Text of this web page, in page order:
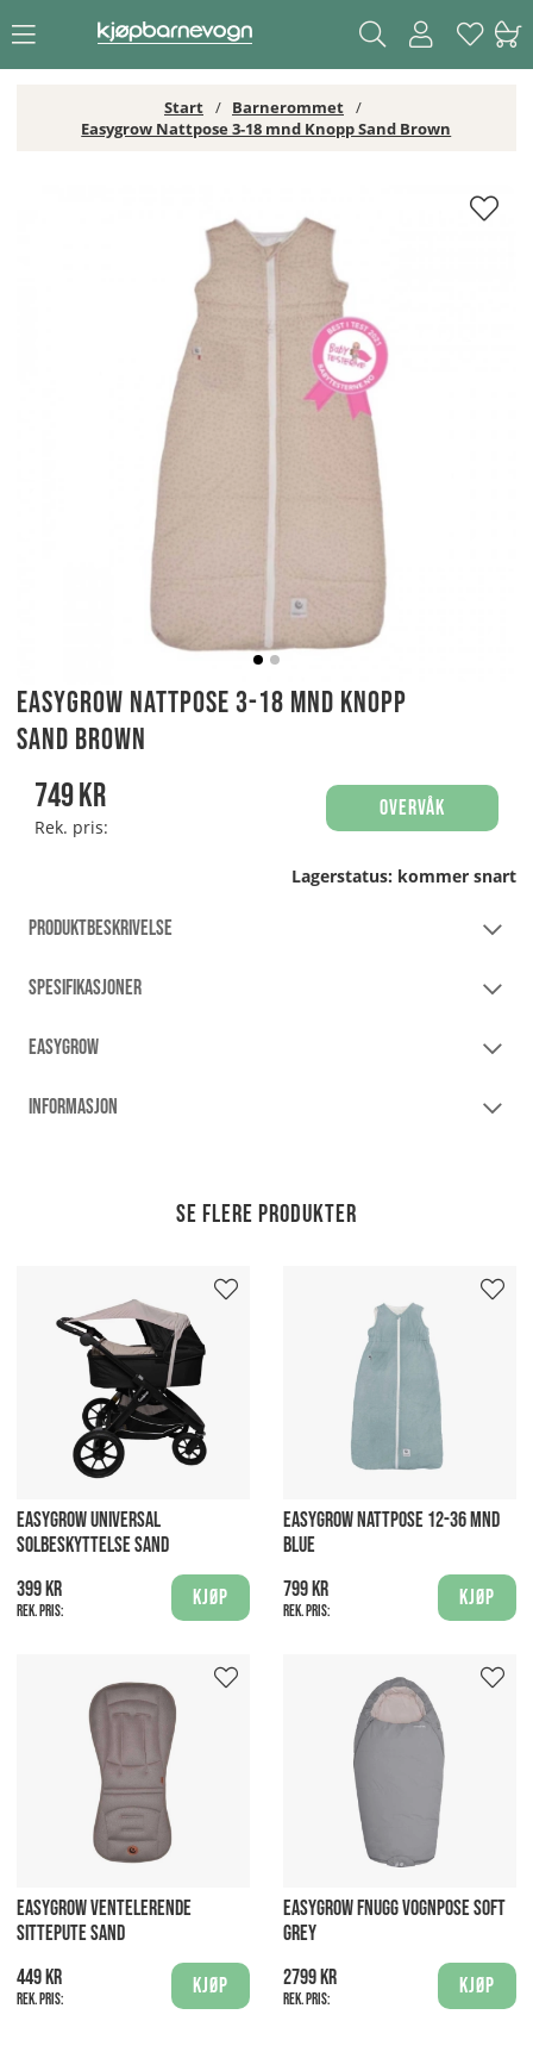
Start
Barnerommet
Easygrow Nattpose 3-18 mnd Knopp Sand Brown
Easygrow Nattpose 3-18 mnd Knopp
Sand Brown
749kr
Rek. pris:
Overvåk
Lagerstatus: kommer snart
PRODUKTBESKRIVELSE
SPESIFIKASJONER
EASYGROW
INFORMASJON
Se flere produkter
EASYGROW UNIVERSAL
SOLBESKYTTELSE SAND
399 kr
Rek. pris:
Kjøp
EASYGROW NATTPOSE 12-36 MND
BLUE
799 kr
Rek. pris:
Kjøp
EASYGROW VENTELERENDE
SITTEPUTE SAND
449 kr
Rek. pris:
Kjøp
EASYGROW FNUGG VOGNPOSE SOFT
GREY
2799 kr
Rek. pris:
Kjøp